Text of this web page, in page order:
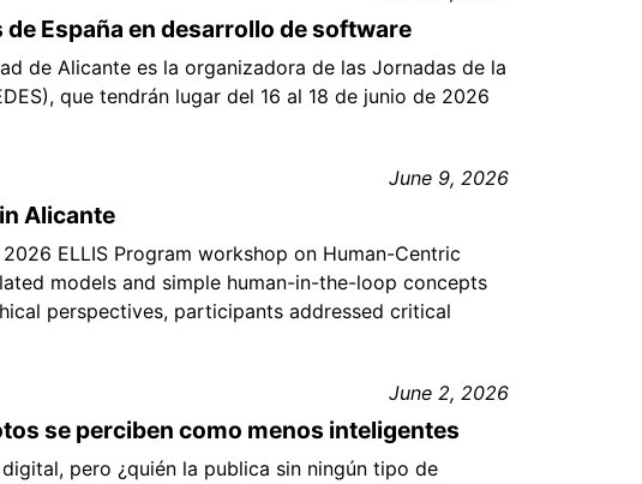
de España en desarrollo de software
de Alicante es la organizadora de las Jornadas de la
que tendrán lugar del 16 al 18 de junio de 2026
June 9, 2026
Alicante
ELLIS Program workshop on Human-Centric
models and simple human-in-the-loop concepts
perspectives, participants addressed critical
June 2, 2026
se perciben como menos inteligentes
pero ¿quién la publica sin ningún tipo de